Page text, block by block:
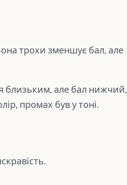
трохи зменшує бал, але
близьким, але бал нижчий,
промах був у тоні.